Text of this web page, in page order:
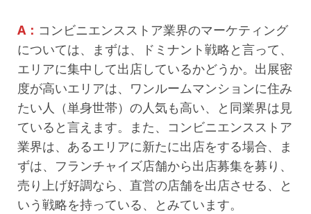
A： コンビニエンスストア業界のマーケティング
については、まずは、ドミナント戦略と言って、
エリアに集中して出店しているかどうか。出展密
度が高いエリアは、ワンルームマンションに住み
たい人（単身世帯）の人気も高い、と同業界は見
ていると言えます。また、コンビニエンスストア
業界は、あるエリアに新たに出店をする場合、ま
ずは、フランチャイズ店舗から出店募集を募り、
売り上げ好調なら、直営の店舗を出店させる、と
いう戦略を持っている、とみています。